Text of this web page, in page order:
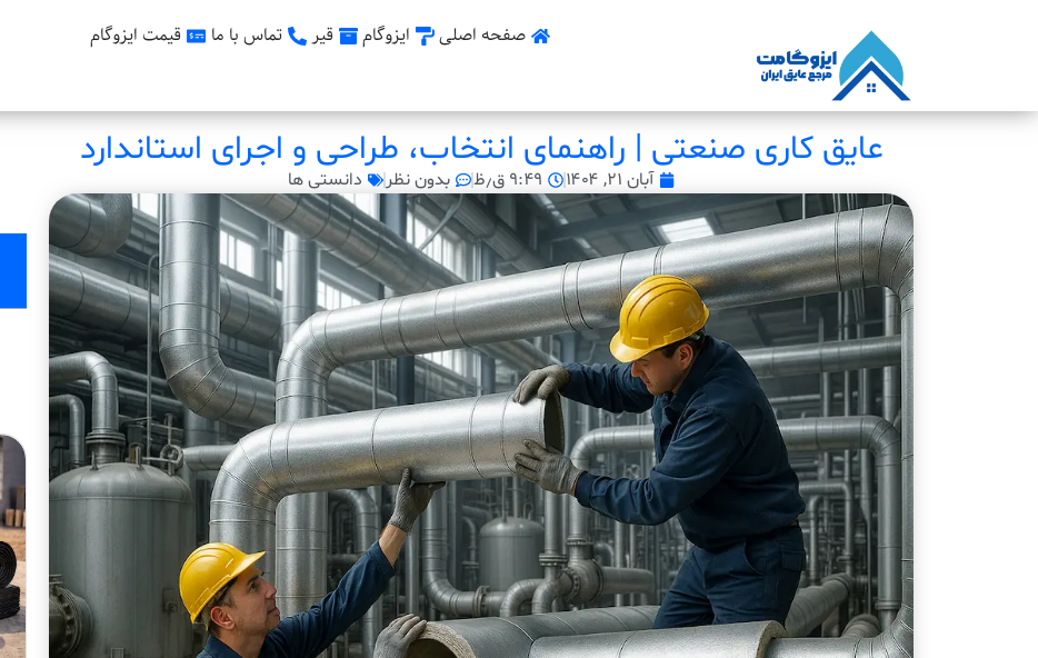
صفحه اصلی ایزوگام قیر تماس با ما قیمت ایزوگام
عایق کاری صنعتی | راهنمای انتخاب، طراحی و اجرای استاندارد
آبان ۲۱, ۱۴۰۴ ۹:۴۹ ق٫ظ بدون نظر دانستی ها